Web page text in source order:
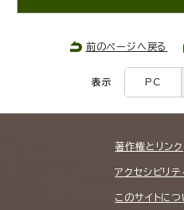
前のページへ戻る
表示 PC
著作権とリンク
アクセシビリテ
このサイトにつ